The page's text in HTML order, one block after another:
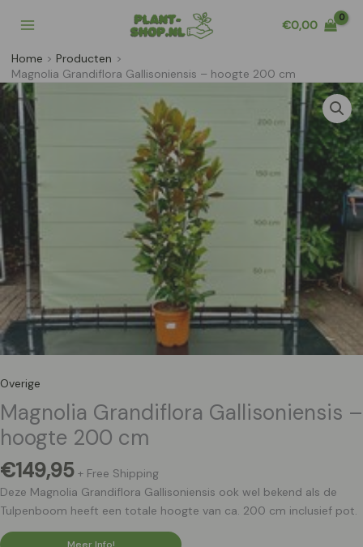
naar
inhoud
€0,00
Home
Producten
Magnolia Grandiflora Gallisoniensis – hoogte 200 cm
Overige
Magnolia Grandiflora Gallisoniensis –
hoogte 200 cm
€149,95 + Free Shipping
Deze Magnolia Grandiflora Gallisoniensis ook wel bekend als de
Tulpenboom heeft een totale hoogte van ca. 200 cm inclusief pot.